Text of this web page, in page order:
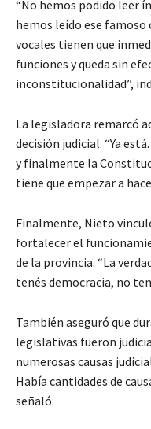
“No hemos podido leer
hemos leído ese famoso
vocales tienen que
funciones y queda sin
inconstitucionalidad”,
La legisladora remarcó
decisión judicial. “Ya
y finalmente la
tiene que empezar a
Finalmente, Nieto
fortalecer el
de la provincia. “La
tenés democracia, no
También aseguró que
legislativas fueron
numerosas causas
Había cantidades de
señaló.